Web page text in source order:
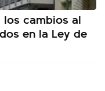
los cambios al
en la Ley de